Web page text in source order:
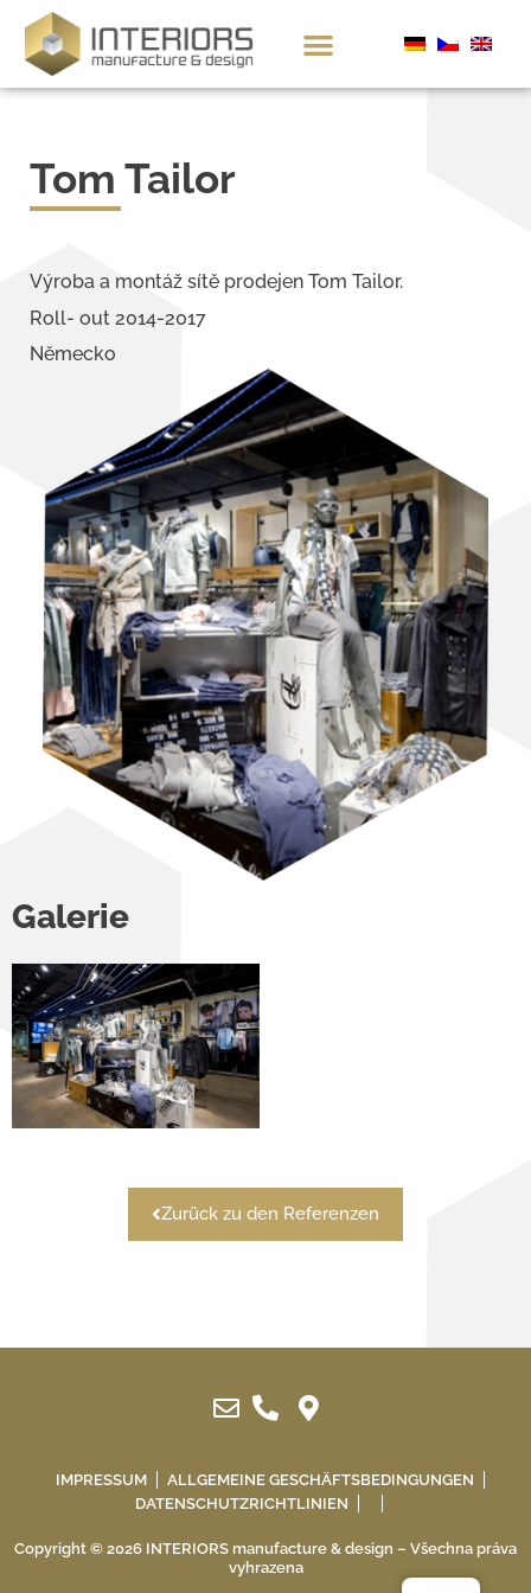
Tom Tailor
Výroba a montáž sítě prodejen Tom Tailor.
Roll- out 2014-2017
Německo
Galerie
Zurück zu den Referenzen
IMPRESSUM
ALLGEMEINE GESCHÄFTSBEDINGUNGEN
DATENSCHUTZRICHTLINIEN
Copyright © 2026 INTERIORS manufacture & design – Všechna práva
vyhrazena